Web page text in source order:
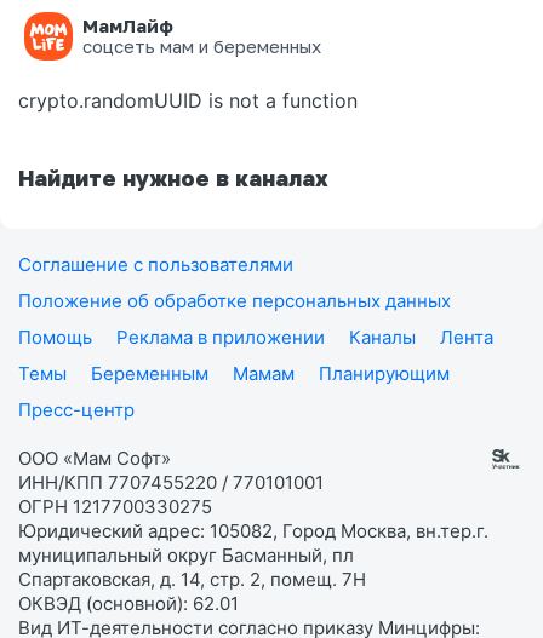
МамЛайф
соцсеть мам и беременных
Ошибка на странице
crypto.randomUUID is not a function
Найдите нужное в каналах
Соглашение с пользователями
Положение об обработке персональных данных
Помощь
Реклама в приложении Каналы
Лента
Темы
Беременным Мамам
Планирующим
Пресс-центр
ООО «Мам Софт»
ИНН/КПП 7707455220 / 770101001
ОГРН 1217700330275
Юридический адрес: 105082, Город Москва, вн.тер.г.
муниципальный округ Басманный, пл
Спартаковская, д. 14, стр. 2, помещ. 7Н
ОКВЭД (основной): 62.01
Вид ИТ-деятельности согласно приказу Минцифры: